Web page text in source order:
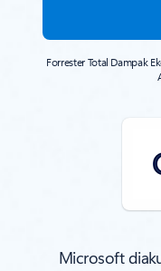
Forrester Total Dampak
Microsoft